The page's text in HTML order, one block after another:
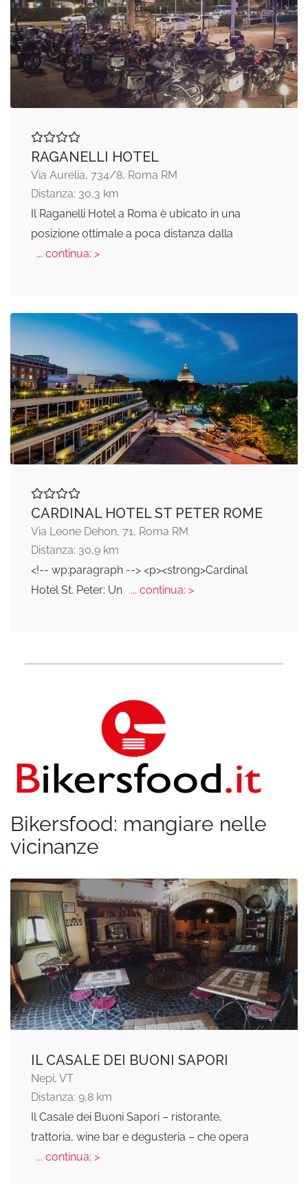
RAGANELLI HOTEL
Via Aurelia, 734/8, Roma RM
Distanza: 30,3 km
Il Raganelli Hotel a Roma è ubicato in una
posizione ottimale a poca distanza dalla
... continua: >
CARDINAL HOTEL ST PETER ROME
Via Leone Dehon, 71, Roma RM
Distanza: 30,9 km
<!-- wp:paragraph --> <p><strong>Cardinal
Hotel St. Peter: Un
... continua: >
Bikersfood: mangiare nelle
vicinanze
IL CASALE DEI BUONI SAPORI
Nepi, VT
Distanza: 9,8 km
Il Casale dei Buoni Sapori – ristorante,
trattoria, wine bar e degusteria – che opera
... continua: >